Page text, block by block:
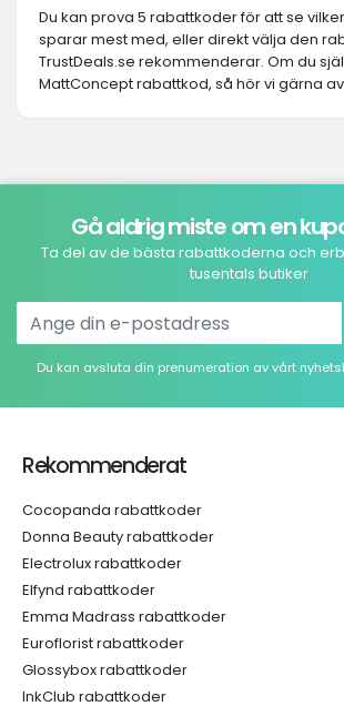
Du kan prova 5 rabattkoder för att se
sparar mest med, eller direkt välja den
TrustDeals.se rekommenderar. Om du
MattConcept rabattkod, så hör vi gärna
Gå aldrig miste om en
Ta del av de bästa rabattkoderna och
tusentals butiker
Du kan avsluta din prenumeration av vårt
Rekommenderat
Cocopanda rabattkoder
Donna Beauty rabattkoder
Electrolux rabattkoder
Elfynd rabattkoder
Emma Madrass rabattkoder
Euroflorist rabattkoder
Glossybox rabattkoder
InkClub rabattkoder